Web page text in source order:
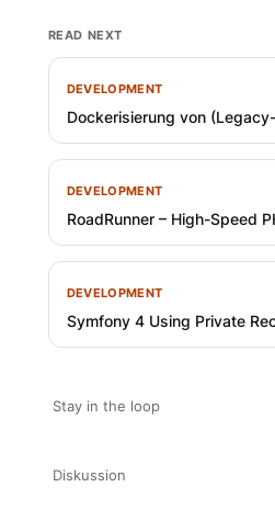
READ NEXT
DEVELOPMENT
Dockerisierung von
DEVELOPMENT
RoadRunner – High-Speed
DEVELOPMENT
Symfony 4 Using Private
Stay in the loop
Diskussion